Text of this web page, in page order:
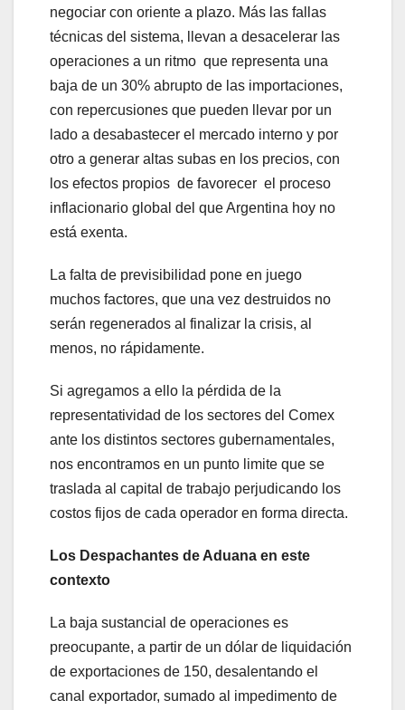
negociar con oriente a plazo. Más las fallas
técnicas del sistema, llevan a desacelerar las
operaciones a un ritmo que representa una
baja de un 30% abrupto de las importaciones,
con repercusiones que pueden llevar por un
lado a desabastecer el mercado interno y por
otro a generar altas subas en los precios, con
los efectos propios de favorecer el proceso
inflacionario global del que Argentina hoy no
está exenta.
La falta de previsibilidad pone en juego
muchos factores, que una vez destruidos no
serán regenerados al finalizar la crisis, al
menos, no rápidamente.
Si agregamos a ello la pérdida de la
representatividad de los sectores del Comex
ante los distintos sectores gubernamentales,
nos encontramos en un punto limite que se
traslada al capital de trabajo perjudicando los
costos fijos de cada operador en forma directa.
Los Despachantes de Aduana en este
contexto
La baja sustancial de operaciones es
preocupante, a partir de un dólar de liquidación
de exportaciones de 150, desalentando el
canal exportador, sumado al impedimento de